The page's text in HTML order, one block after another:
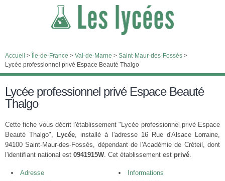
Accueil > Île-de-France > Val-de-Marne > Saint-Maur-des-Fossés >
Lycée professionnel privé Espace Beauté Thalgo
Lycée professionnel privé Espace Beauté
Thalgo
Cette fiche vous décrit l'établissement "Lycée professionnel privé Espace
Beauté Thalgo",
Lycée, installé à l'adresse 16 Rue d'Alsace Lorraine,
94100 Saint-Maur-des-Fossés, dépendant de l'Académie de Créteil, dont
l'identifiant national est 0941915W. Cet établissement est privé.
Adresse
Informations